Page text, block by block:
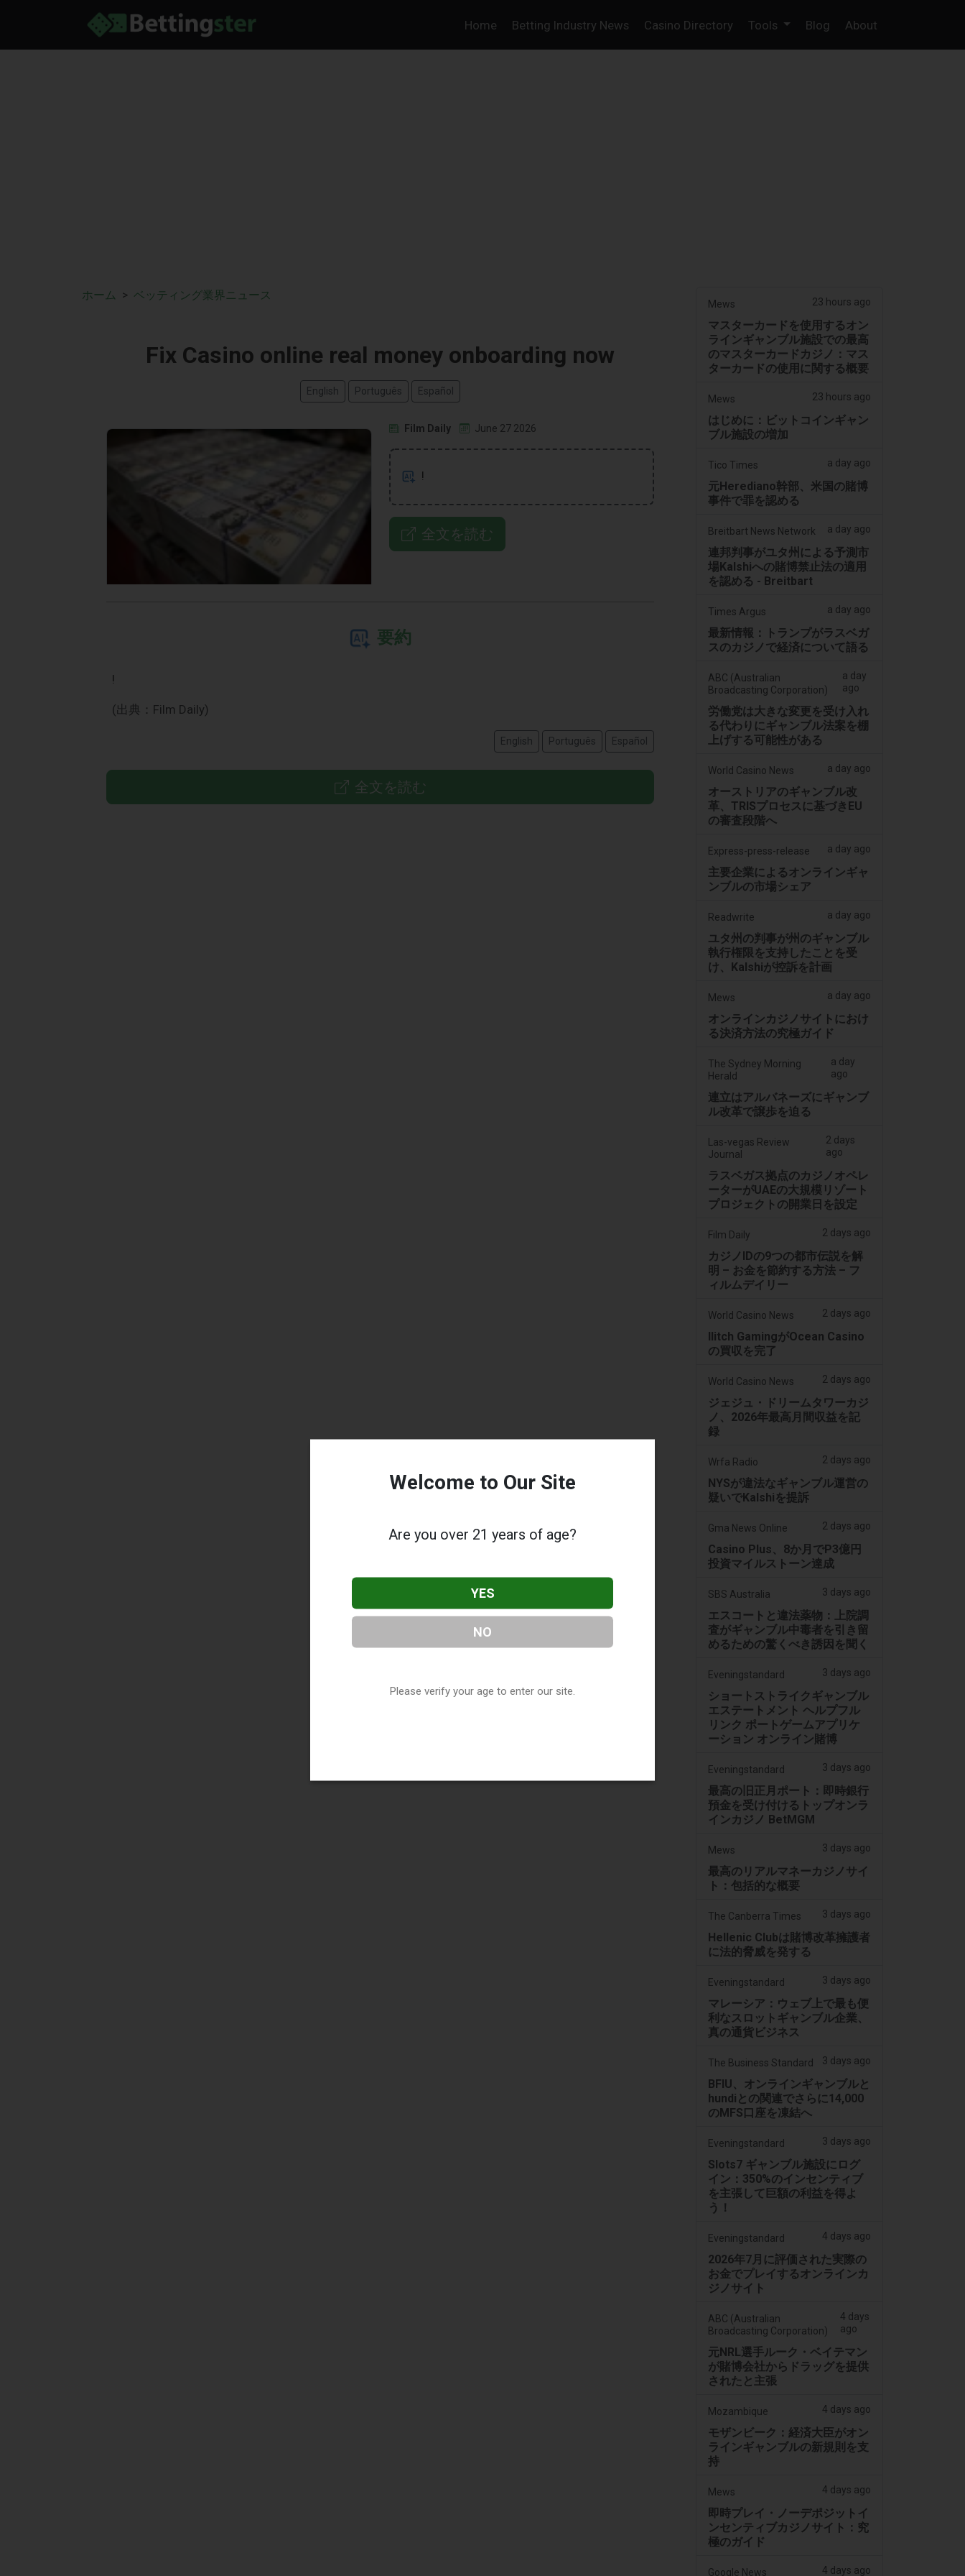
Home Betting Industry News Casino Directory Tools Blog About
ホーム ベッティング業界ニュース
Fix Casino online real money onboarding now
English Português Español
Film Daily June 27 2026
!
全文を読む
要約
!
(出典：Film Daily)
English Português Español
全文を読む
Mews 23 hours ago
マスターカードを使用するオン
ラインギャンブル施設での最高
のマスターカードカジノ：マス
ターカードの使用に関する概要
Mews 23 hours ago
はじめに：ビットコインギャン
ブル施設の増加
Tico Times a day ago
元Herediano幹部、米国の賭博
事件で罪を認める
Breitbart News Network a day ago
連邦判事がユタ州による予測市
場Kalshiへの賭博禁止法の適用
を認める - Breitbart
Times Argus a day ago
最新情報：トランプがラスベガ
スのカジノで経済について語る
ABC (Australian
Broadcasting Corporation)
a day
ago
労働党は大きな変更を受け入れ
る代わりにギャンブル法案を棚
上げする可能性がある
World Casino News a day ago
オーストリアのギャンブル改
革、TRISプロセスに基づきEU
の審査段階へ
Express-press-release a day ago
主要企業によるオンラインギャ
ンブルの市場シェア
Readwrite a day ago
ユタ州の判事が州のギャンブル
執行権限を支持したことを受
け、Kalshiが控訴を計画
Mews a day ago
オンラインカジノサイトにおけ
る決済方法の究極ガイド
The Sydney Morning
Herald
a day
ago
連立はアルバネーズにギャンブ
ル改革で譲歩を迫る
Las-vegas Review
Journal
2 days
ago
ラスベガス拠点のカジノオペレ
ーターがUAEの大規模リゾート
プロジェクトの開業日を設定
Film Daily 2 days ago
カジノIDの9つの都市伝説を解
明 – お金を節約する方法 – フ
ィルムデイリー
World Casino News 2 days ago
Ilitch GamingがOcean Casino
の買収を完了
World Casino News 2 days ago
ジェジュ・ドリームタワーカジ
ノ、2026年最高月間収益を記
録
Wrfa Radio 2 days ago
NYSが違法なギャンブル運営の
疑いでKalshiを提訴
Gma News Online 2 days ago
Casino Plus、8か月でP3億円
投資マイルストーン達成
SBS Australia 3 days ago
エスコートと違法薬物：上院調
査がギャンブル中毒者を引き留
めるための驚くべき誘因を聞く
Eveningstandard 3 days ago
ショートストライクギャンブル
エステートメント ヘルプフル
リンク ポートゲームアプリケ
ーション オンライン賭博
Eveningstandard 3 days ago
最高の旧正月ポート：即時銀行
預金を受け付けるトップオンラ
インカジノ BetMGM
Mews 3 days ago
最高のリアルマネーカジノサイ
ト：包括的な概要
The Canberra Times 3 days ago
Hellenic Clubは賭博改革擁護者
に法的脅威を発する
Eveningstandard 3 days ago
マレーシア：ウェブ上で最も便
利なスロットギャンブル企業、
真の通貨ビジネス
The Business Standard 3 days ago
BFIU、オンラインギャンブルと
hundiとの関連でさらに14,000
のMFS口座を凍結へ
Eveningstandard 3 days ago
Slots7 ギャンブル施設にログ
イン：350%のインセンティブ
を主張して巨額の利益を得よ
う！
Eveningstandard 4 days ago
2026年7月に評価された実際の
お金でプレイするオンラインカ
ジノサイト
ABC (Australian
Broadcasting Corporation)
4 days
ago
元NRL選手ルーク・ベイテマン
が賭博会社からドラッグを提供
されたと主張
Mozambique 4 days ago
モザンビーク：経済大臣がオン
ラインギャンブルの新規則を支
持
Mews 4 days ago
即時プレイ・ノーデポジットイ
ンセンティブカジノサイト：究
極のガイド
Google News 4 days ago
Welcome to Our Site
Are you over 21 years of age?
YES
NO
Please verify your age to enter our site.